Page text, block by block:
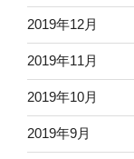
2019年12月
2019年11月
2019年10月
2019年9月